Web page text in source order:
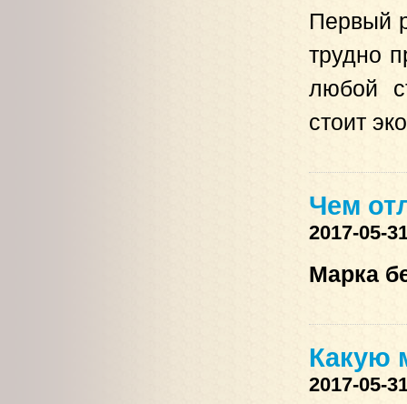
Первый
трудно
любой
стоит
Чем
2017-05-
Марка
Какую
2017-05-